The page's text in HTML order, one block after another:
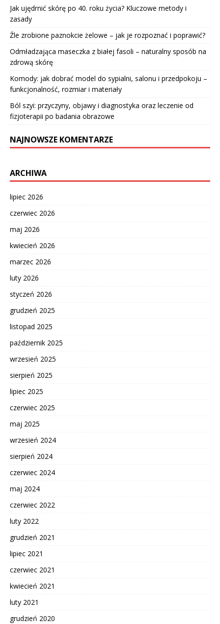
Jak ujędrnić skórę po 40. roku życia? Kluczowe metody i
zasady
Źle zrobione paznokcie żelowe – jak je rozpoznać i poprawić?
Odmładzająca maseczka z białej fasoli – naturalny sposób na
zdrową skórę
Komody: jak dobrać model do sypialni, salonu i przedpokoju –
funkcjonalność, rozmiar i materiały
Ból szyi: przyczyny, objawy i diagnostyka oraz leczenie od
fizjoterapii po badania obrazowe
NAJNOWSZE KOMENTARZE
ARCHIWA
lipiec 2026
czerwiec 2026
maj 2026
kwiecień 2026
marzec 2026
luty 2026
styczeń 2026
grudzień 2025
listopad 2025
październik 2025
wrzesień 2025
sierpień 2025
lipiec 2025
czerwiec 2025
maj 2025
wrzesień 2024
sierpień 2024
czerwiec 2024
maj 2024
czerwiec 2022
luty 2022
grudzień 2021
lipiec 2021
czerwiec 2021
kwiecień 2021
luty 2021
grudzień 2020